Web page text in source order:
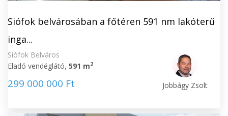
Siófok belvárosában a főtéren 591 nm lakóterű
inga...
Siófok Belváros
Eladó vendéglátó, 591 m2
299 000 000 Ft Jobbágy Zsolt